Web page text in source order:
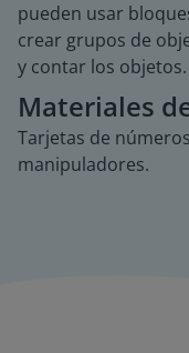
pueden usar
crear grupos de
y contar los objetos.
Materiales
Tarjetas de
manipuladores.